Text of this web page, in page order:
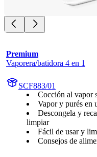
Premium
Vaporera/batidora 4 en 1
SCF883/01
Cocción al vapor
Vapor y purés en
Descongela y
limpiar
Fácil de usar y
Consejos de